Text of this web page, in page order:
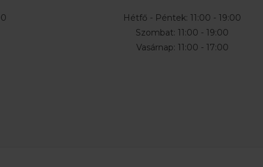
Hétfő - Péntek: 11:00 - 19:00
Szombat: 11:00 - 19:00
Vasárnap: 11:00 - 17:00